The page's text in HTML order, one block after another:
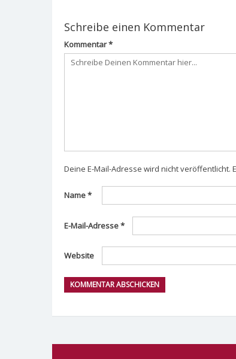
Schreibe einen Kommentar
Kommentar*
Deine E-Mail-Adresse wird nicht veröffentlicht.
Name*
E-Mail-Adresse*
Website